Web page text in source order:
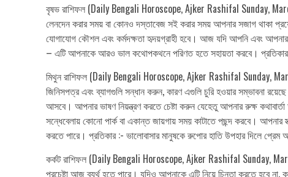
বৃষভ রাশিফল (Daily Bengali Horoscope, Ajker Rashifal Sunday, March
লেনদেন করার সময় বা কোনও দস্তাবেজ সই করার সময় আপনার সজাগ থাকা
যোগাযোগ কৌশল এবং কর্মদক্ষতা হৃদয়গ্রাহী হবে। আজ যদি আপনি এবং আপনার
– এটি আপনাকে আরও ভাল কথোপকথনে পরিণত হতে সহায়তা করবে। প্রতিকার
মিথুন রাশিফল (Daily Bengali Horoscope, Ajker Rashifal Sunday,
জিনিসপত্র এবং ব্যাগগুলি সন্ধান করুন, কারণ এগুলি চুরি হওয়ার সম্ভাবনা
আসবে। আপনার ভাষণ নিয়ন্ত্রণ করতে চেষ্টা করুন যেহেতু আপনার রুক্ষ
সন্ধেবেলায় কোনো পার্ক বা একান্ত জায়গায় সময় কাটাতে পছন্দ করবে।
করতে পারে। প্রতিকার :- ভালোবাসার মানুষকে রুপোর হাতি উপহার দিলে
কর্কট রাশিফল (Daily Bengali Horoscope, Ajker Rashifal Sunday,
প্রচেষ্টা আজ ব্যর্থ হতে পারে। যদিও আপনাকে এটি নিয়ে চিন্তা করতে হবে